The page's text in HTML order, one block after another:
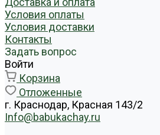
Условия оплаты
Условия доставки
Контакты
Задать вопрос
Войти
Корзина
Отложенные
г. Краснодар, Красная 143/2
Info@babukachay.ru